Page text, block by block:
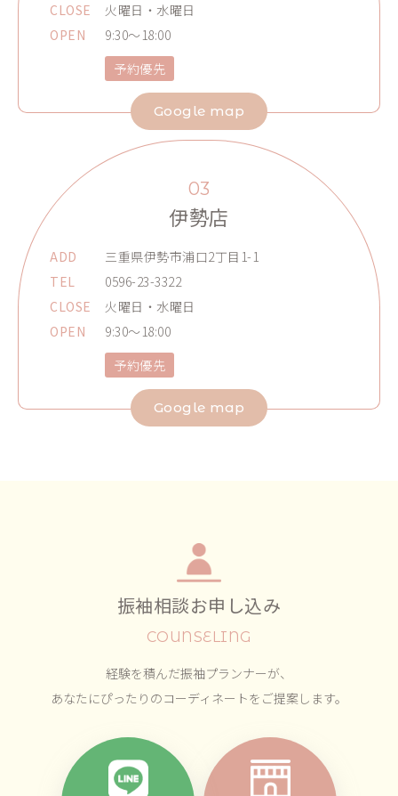
CLOSE
火曜日・水曜日
OPEN
9:30～18:00
予約優先
Google map
03
伊勢店
ADD
三重県伊勢市浦口2丁目1-1
TEL
0596-23-3322
CLOSE
火曜日・水曜日
OPEN
9:30～18:00
予約優先
Google map
振袖相談お申し込み
COUNSELING
経験を積んだ振袖プランナーが、
あなたにぴったりのコーディネートをご提案します。